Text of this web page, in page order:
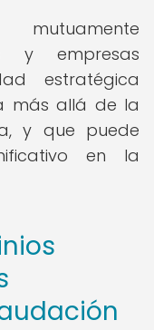
mutuamente
y empresas
estratégica
más allá de la
y que puede
en la